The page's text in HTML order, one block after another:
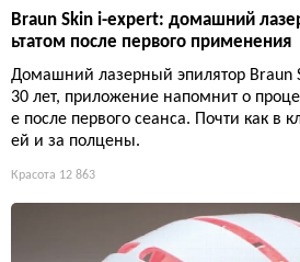
Braun Skin i-expert: домашний
ьтатом после первого применения
Домашний лазерный эпилятор Braun
30 лет, приложение напомнит о
е после первого сеанса. Почти как в
ей и за полцены.
Красота 12 863